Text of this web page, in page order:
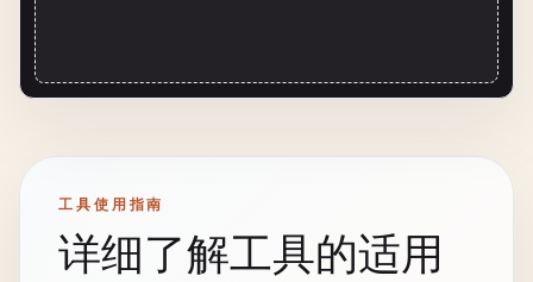
工具使用指南
详细了解工具的适用